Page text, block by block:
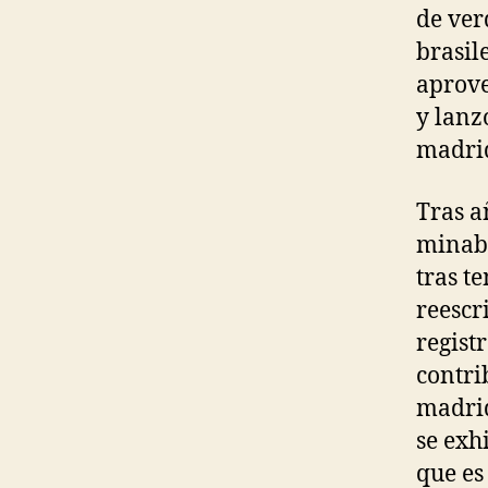
de
y
Tras
tras
se
que